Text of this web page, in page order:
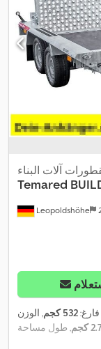
Leopoldshöhe
آلات البناء
Temared
532 كجم
, الوزن
كجم
, طول مساحة